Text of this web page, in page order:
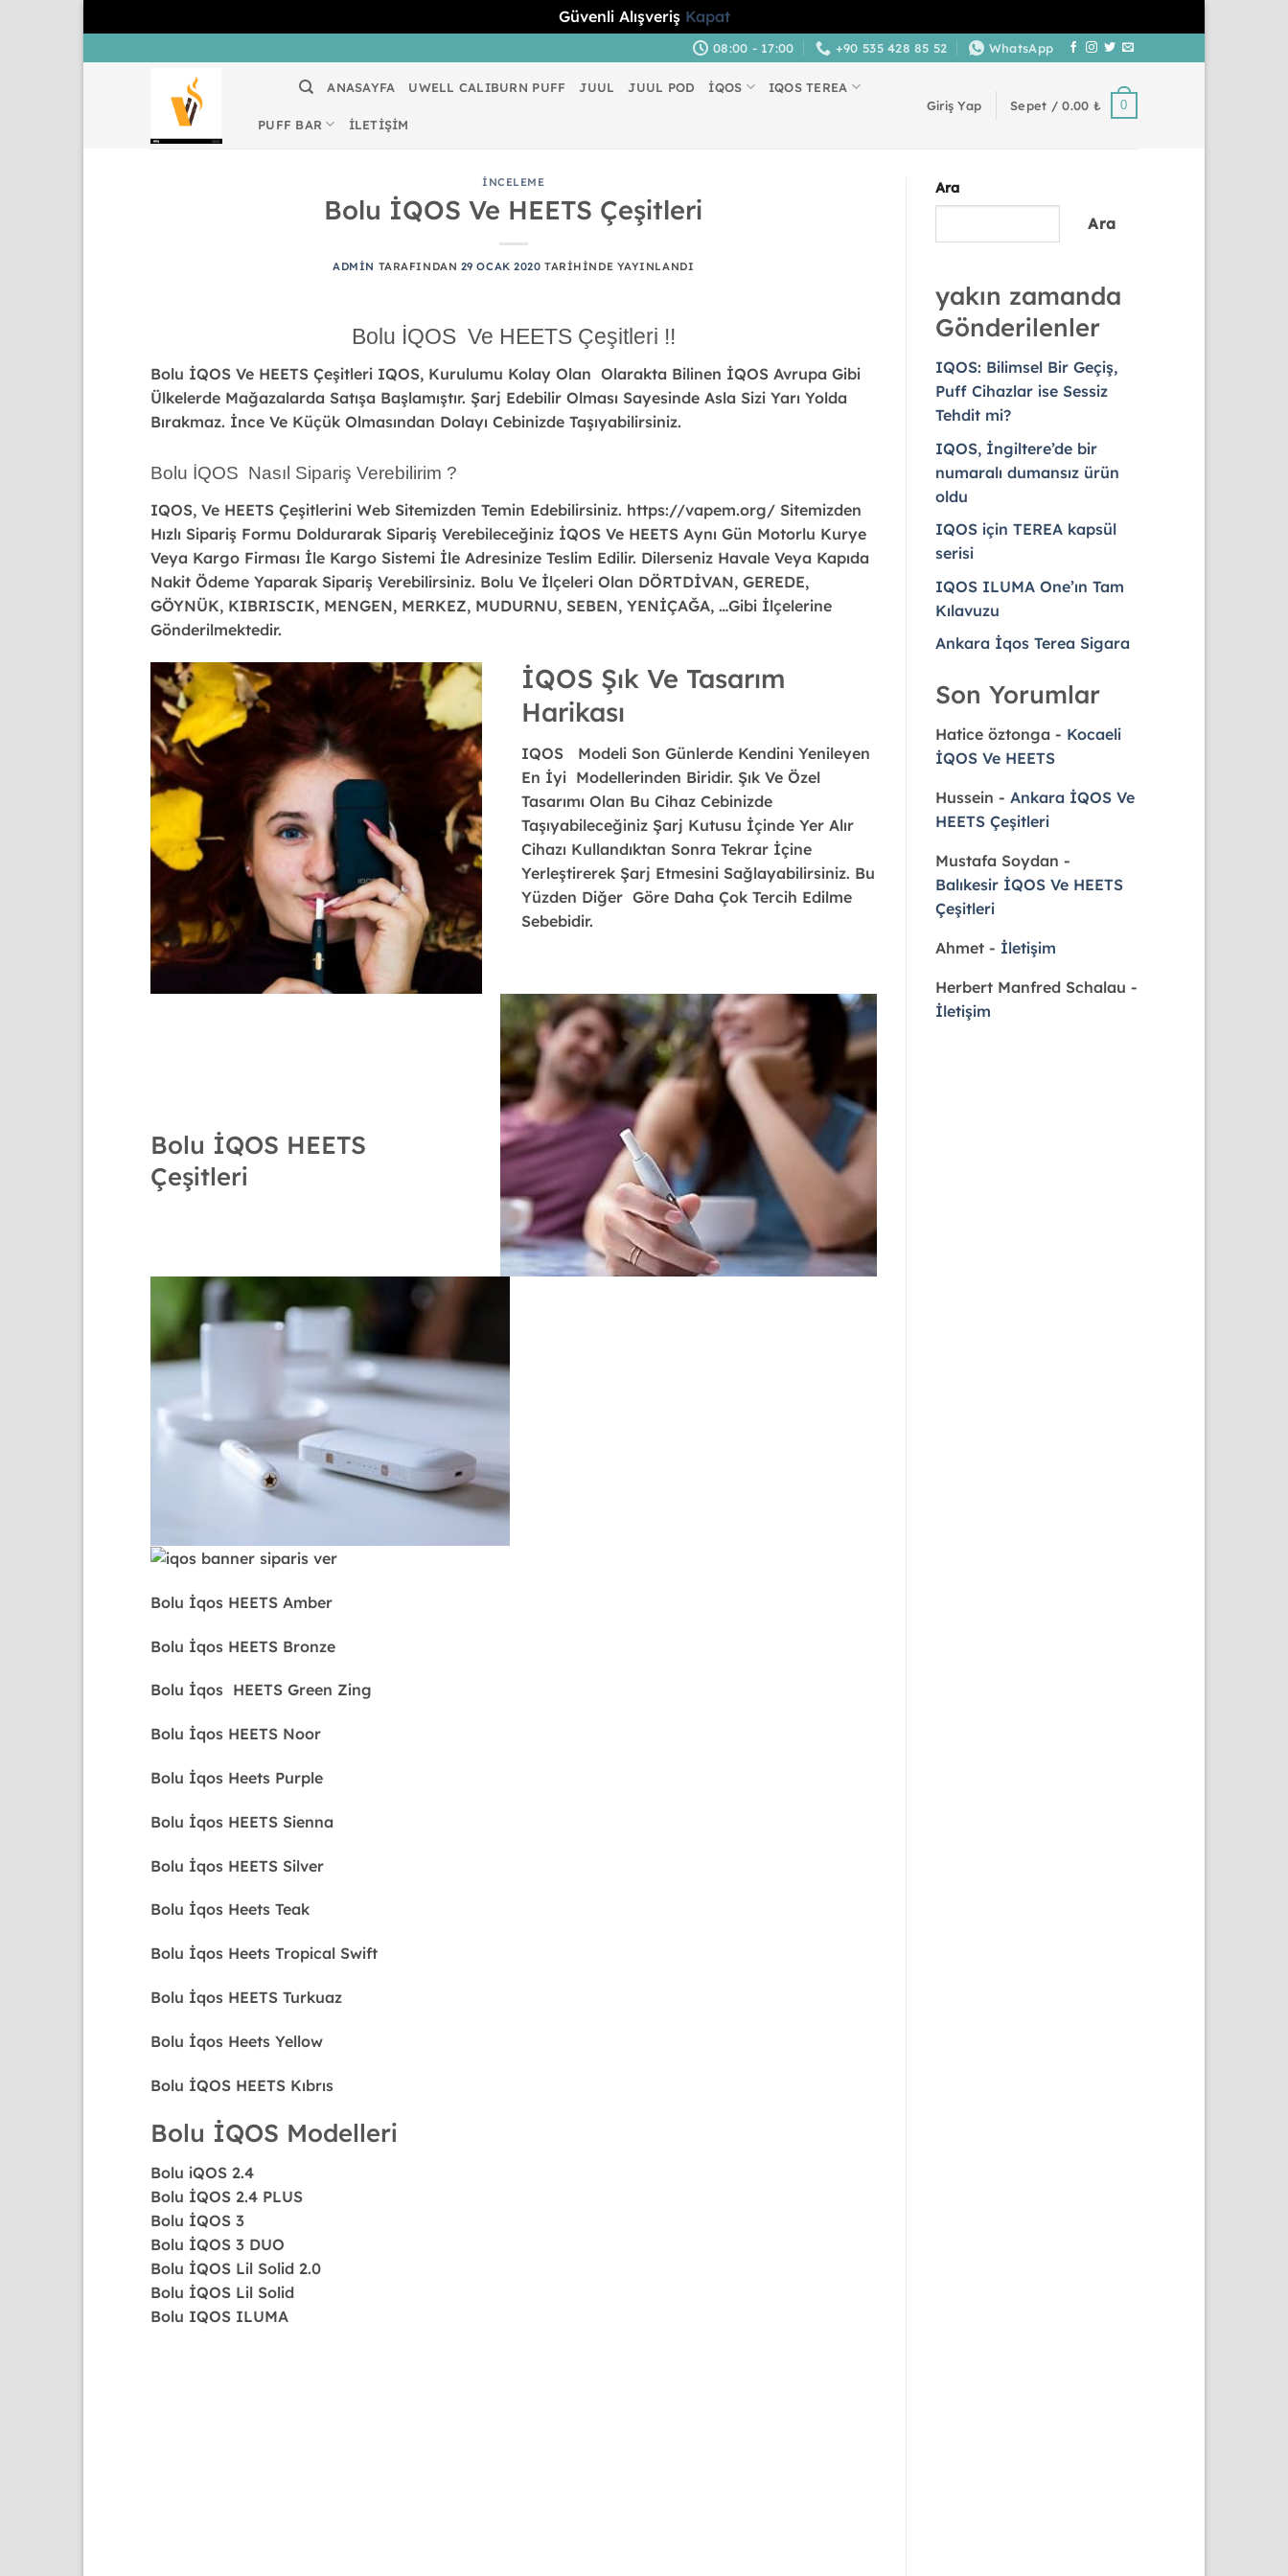
Güvenli Alışveriş Kapat
atla
08:00 - 17:00 +90 535 428 85 52 WhatsApp
ANASAYFA UWELL CALIBURN PUFF JUUL JUUL POD İQOS IQOS TEREA
PUFF BAR İLETİŞİM
Giriş Yap Sepet /0.00 ₺ 0
İNCELEME
Bolu İQOS Ve HEETS Çeşitleri
ADMIN TARAFINDAN 29 OCAK 2020 TARIHINDE YAYINLANDI
Bolu İQOS Ve HEETS Çeşitleri !!
Bolu İQOS Ve HEETS Çeşitleri IQOS, Kurulumu Kolay Olan Olarakta Bilinen İQOS Avrupa Gibi
Ülkelerde Mağazalarda Satışa Başlamıştır. Şarj Edebilir Olması Sayesinde Asla Sizi Yarı Yolda
Bırakmaz. İnce Ve Küçük Olmasından Dolayı Cebinizde Taşıyabilirsiniz.
Bolu İQOS Nasıl Sipariş Verebilirim ?
IQOS, Ve HEETS Çeşitlerini Web Sitemizden Temin Edebilirsiniz. https://vapem.org/ Sitemizden
Hızlı Sipariş Formu Doldurarak Sipariş Verebileceğiniz İQOS Ve HEETS Aynı Gün Motorlu Kurye
Veya Kargo Firması İle Kargo Sistemi İle Adresinize Teslim Edilir. Dilerseniz Havale Veya Kapıda
Nakit Ödeme Yaparak Sipariş Verebilirsiniz. Bolu Ve İlçeleri Olan DÖRTDİVAN, GEREDE,
GÖYNÜK, KIBRISCIK, MENGEN, MERKEZ, MUDURNU, SEBEN, YENİÇAĞA, …Gibi İlçelerine
Gönderilmektedir.
İQOS Şık Ve Tasarım
Harikası
IQOS Modeli Son Günlerde Kendini Yenileyen
En İyi Modellerinden Biridir. Şık Ve Özel
Tasarımı Olan Bu Cihaz Cebinizde
Taşıyabileceğiniz Şarj Kutusu İçinde Yer Alır
Cihazı Kullandıktan Sonra Tekrar İçine
Yerleştirerek Şarj Etmesini Sağlayabilirsiniz. Bu
Yüzden Diğer Göre Daha Çok Tercih Edilme
Sebebidir.
Bolu İQOS HEETS
Çeşitleri
Bolu İqos HEETS Amber
Bolu İqos HEETS Bronze
Bolu İqos HEETS Green Zing
Bolu İqos HEETS Noor
Bolu İqos Heets Purple
Bolu İqos HEETS Sienna
Bolu İqos HEETS Silver
Bolu İqos Heets Teak
Bolu İqos Heets Tropical Swift
Bolu İqos HEETS Turkuaz
Bolu İqos Heets Yellow
Bolu İQOS HEETS Kıbrıs
Bolu İQOS Modelleri
Bolu iQOS 2.4
Bolu İQOS 2.4 PLUS
Bolu İQOS 3
Bolu İQOS 3 DUO
Bolu İQOS Lil Solid 2.0
Bolu İQOS Lil Solid
Bolu IQOS ILUMA
Ara
Ara
yakın zamanda
Gönderilenler
IQOS: Bilimsel Bir Geçiş,
Puff Cihazlar ise Sessiz
Tehdit mi?
IQOS, İngiltere’de bir
numaralı dumansız ürün
oldu
IQOS için TEREA kapsül
serisi
IQOS ILUMA One’ın Tam
Kılavuzu
Ankara İqos Terea Sigara
Son Yorumlar
Hatice öztonga - Kocaeli
İQOS Ve HEETS
Hussein - Ankara İQOS Ve
HEETS Çeşitleri
Mustafa Soydan -
Balıkesir İQOS Ve HEETS
Çeşitleri
Ahmet- İletişim
Herbert Manfred Schalau -
İletişim